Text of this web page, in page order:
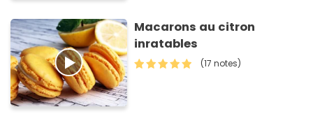
Macarons au citron
inratables
(17 notes)